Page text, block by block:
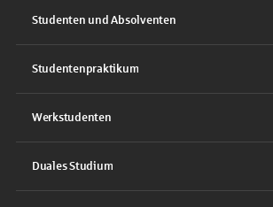
Studenten und Absolventen
Studentenpraktikum
Werkstudenten
Duales Studium